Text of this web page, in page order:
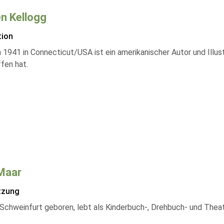
Kellogg
1941 in Connecticut/USA ist ein amerikanischer Autor und
hat.
geboren, lebt als Kinderbuch-, Drehbuch- und